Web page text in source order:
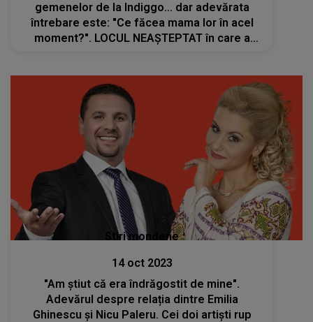
gemenelor de la Indiggo... dar adevărata
întrebare este: "Ce făcea mama lor în acel
moment?". LOCUL NEAȘTEPTAT în care a
Stiri mondene
14 oct 2023
"Am știut că era îndrăgostit de mine".
Adevărul despre relația dintre Emilia
Ghinescu și Nicu Paleru. Cei doi artiști rup